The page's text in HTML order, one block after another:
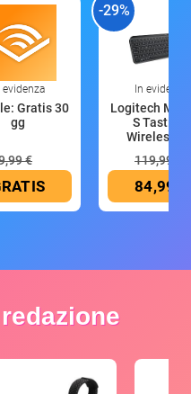
evidenza
Gratis 30
gg
€
-29%
In evidenza
Logitech MX
S Tastiera
Wireless
119,99 €
84,99 €